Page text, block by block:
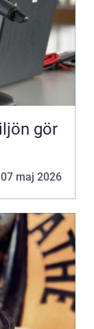
07 maj 2026